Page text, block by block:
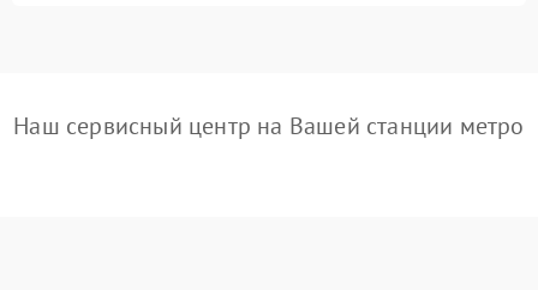
Наш сервисный центр на Вашей станции метро